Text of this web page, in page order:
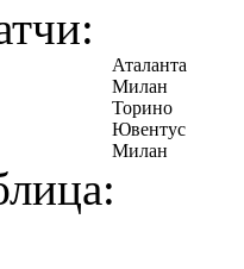
Аталанта
Милан
Торино
Ювентус
Милан